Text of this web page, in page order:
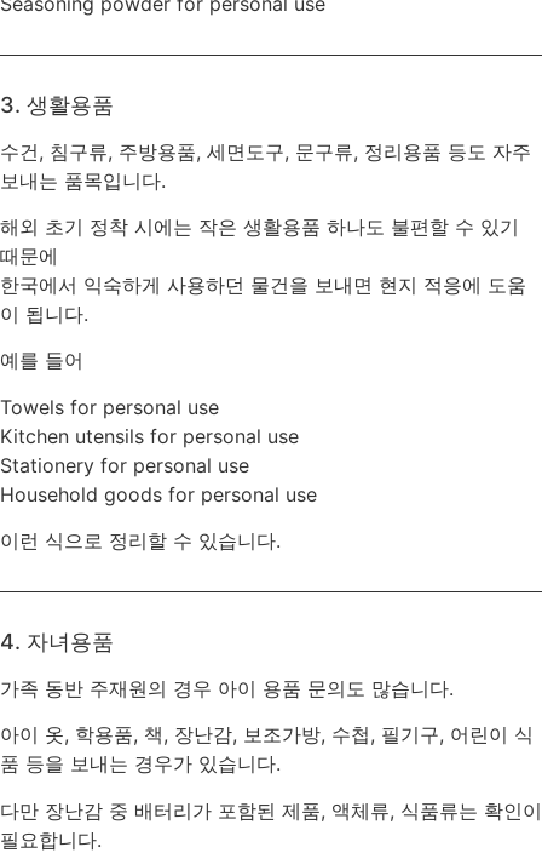
3. 생활용품
수건, 침구류, 주방용품, 세면도구, 문구류, 정리용품 등도 자주
보내는 품목입니다.
해외 초기 정착 시에는 작은 생활용품 하나도 불편할 수 있기
때문에
한국에서 익숙하게 사용하던 물건을 보내면 현지 적응에 도움
이 됩니다.
예를 들어
Towels for personal use
Kitchen utensils for personal use
Stationery for personal use
Household goods for personal use
이런 식으로 정리할 수 있습니다.
4. 자녀용품
가족 동반 주재원의 경우 아이 용품 문의도 많습니다.
아이 옷, 학용품, 책, 장난감, 보조가방, 수첩, 필기구, 어린이 식
품 등을 보내는 경우가 있습니다.
다만 장난감 중 배터리가 포함된 제품, 액체류, 식품류는 확인이
필요합니다.